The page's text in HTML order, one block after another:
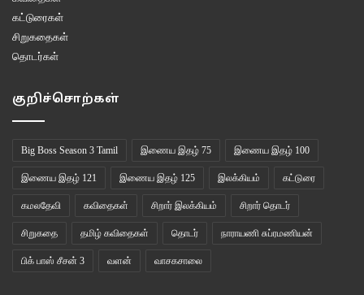
கட்டுரைகள்
சிறுகதைகள்
தொடர்கள்
குறிச்சொற்கள்
Big Boss Season 3 Tamil இணைய இதழ் 75 இணைய இதழ் 100
இணைய இதழ் 121 இணைய இதழ் 125 இலக்கியம் கட்டுரை
கமலதேவி கவிதைகள் சிறார் இலக்கியம் சிறார் தொடர்
சிறுகதை தமிழ் கவிதைகள் தொடர் நாராயணி சுப்ரமணியன்
பிக் பாஸ் சீசன் 3 வளன் வாசகசாலை